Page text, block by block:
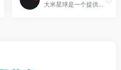
大米星球是一个提供免费影视资源（包括电视剧、电影等）的在线观看网站。